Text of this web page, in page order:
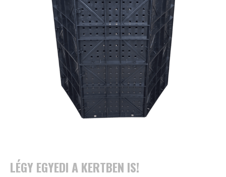
LÉGY EGYEDI A KERTBEN IS!